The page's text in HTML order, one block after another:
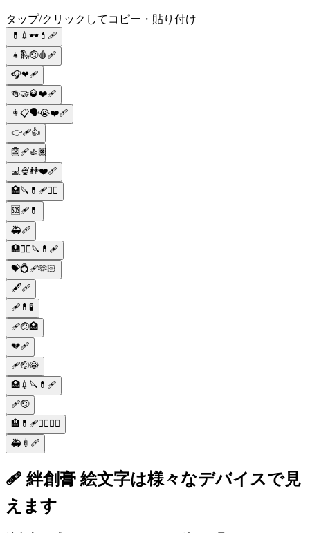
タップ/クリックしてコピー・貼り付け
💊💉🕶️💄🩹
👧🛝🤕🩸🩹
🎧❤🩹
🍻🤝🥃❤️🩹
👩📋🗣😭❤️🩹
👉🩹👍
👺🩹👍🏿
💻🍨👭❤️🩹
🏥🔪💊🩹👨‍⚕️
🆘🩹💊
🚑🩹
🏥👩‍⚕️🔪💊🩹
💝💍🩹🫶🏻
🖋️🩹
🩹💊🧪
🩹🤕🏥
💔🩹
🩹🤕😷
🏥💉🔪💊🩹
🩹🤕
🏨💊🩹👨‍⚕️👩‍⚕️
🚑💉🩹
🩹 絆創膏 絵文字は様々なデバイスで見
えます